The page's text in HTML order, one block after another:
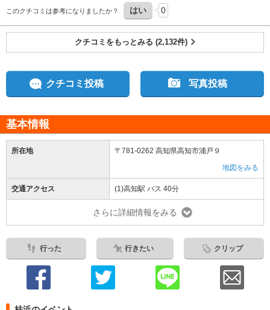
このクチコミは参考になりましたか？ はい 0
クチコミをもっとみる (2,132件)
クチコミ投稿 写真投稿
基本情報
所在地
〒781-0262 高知県高知市浦戸９
地図をみる
交通アクセス (1)高知駅 バス 40分
さらに詳細情報をみる
行った 行きたい クリップ